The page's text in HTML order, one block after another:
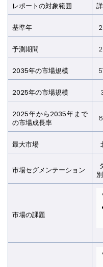
レポートの対象範囲
基準年
予測期間
2035年の市場規模
2025年の市場規模
2025年から2035年まで
の市場成長率
最大市場
市場セグメンテーション
別
市場の課題